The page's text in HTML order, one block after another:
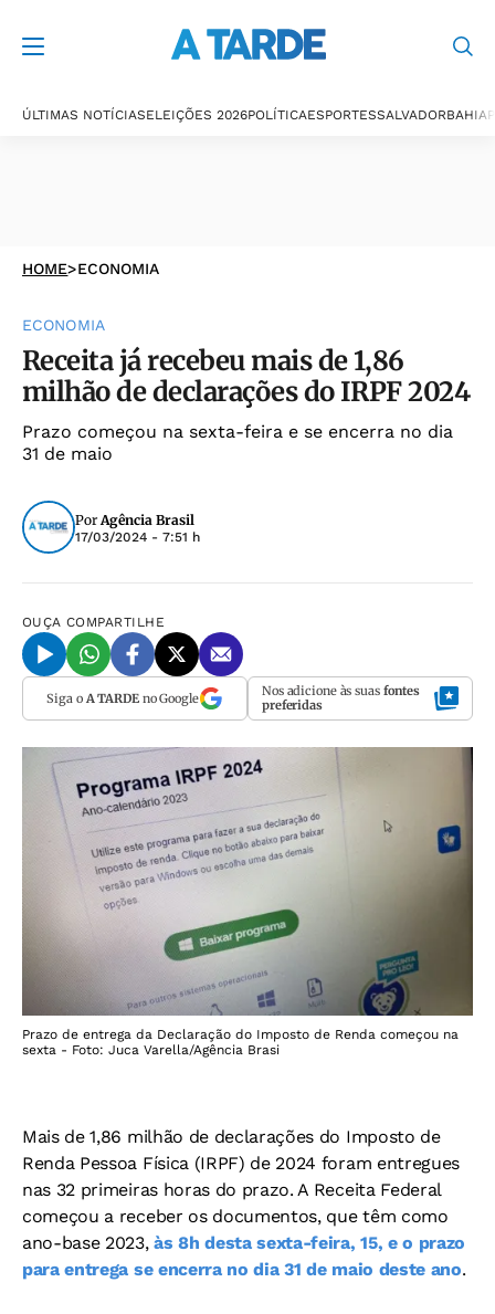
ÚLTIMAS NOTÍCIASELEIÇÕES 2026POLÍTICAESPORTESSALVADORBAHIA
HOME>ECONOMIA
ECONOMIA
Receita já recebeu mais de 1,86
milhão de declarações do IRPF 2024
Prazo começou na sexta-feira e se encerra no dia
31 de maio
PorAgência Brasil
17/03/2024 - 7:51 h
OUÇA COMPARTILHE
Siga o A TARDEno Google Nos adicione às suas fontes
preferidas
Prazo de entrega da Declaração do Imposto de Renda começou na
sexta - Foto: Juca Varella/Agência Brasi
Mais de 1,86 milhão de declarações do Imposto de
Renda Pessoa Física (IRPF) de 2024 foram entregues
nas 32 primeiras horas do prazo. A Receita Federal
começou a receber os documentos, que têm como
ano-base 2023,às 8h desta sexta-feira, 15, e o prazo
para entrega se encerra no dia 31 de maio deste ano.